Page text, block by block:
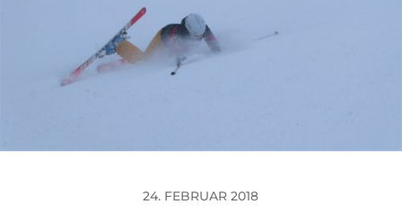
24. FEBRUAR 2018